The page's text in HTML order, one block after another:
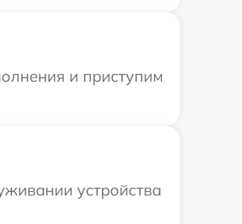
и приступим
устройства